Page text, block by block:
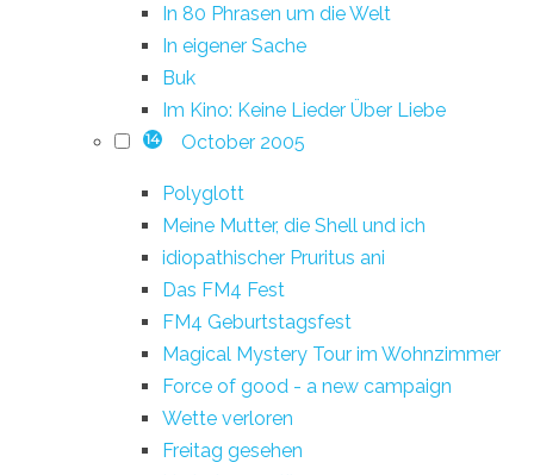
In 80 Phrasen um die Welt
In eigener Sache
Buk
Im Kino: Keine Lieder Über Liebe
14 October 2005
Polyglott
Meine Mutter, die Shell und ich
idiopathischer Pruritus ani
Das FM4 Fest
FM4 Geburtstagsfest
Magical Mystery Tour im Wohnzimmer
Force of good - a new campaign
Wette verloren
Freitag gesehen